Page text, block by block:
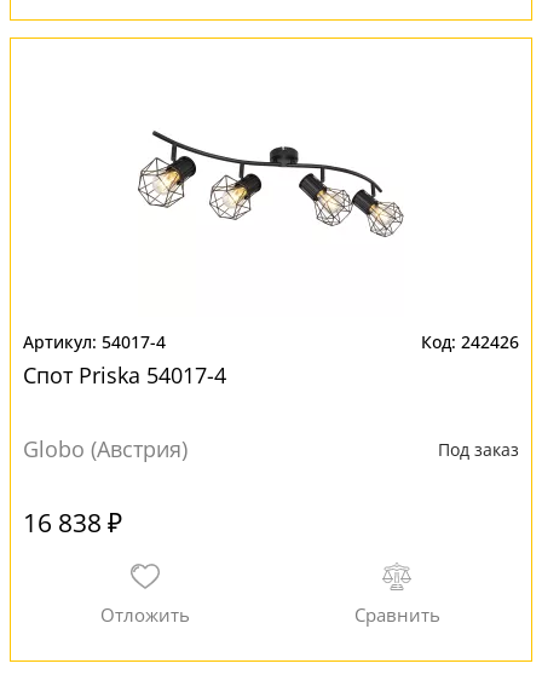
54017-4 242426
Спот Priska 54017-4
Globo (Австрия) Под заказ
16 838 ₽